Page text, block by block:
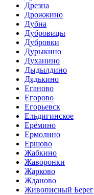
Дрезна
Дрожжино
Дубна
Дубровицы
Дубровки
Дурыкино
Духанино
Дыдылдино
Дядькино
Еганово
Егорово
Егорьевск
Ельдигинское
Ерёмино
Ермолино
Ершово
Жабкино
Жаворонки
Жарково
Жданово
Живописный Берег